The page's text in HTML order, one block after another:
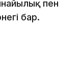
пен
бар.